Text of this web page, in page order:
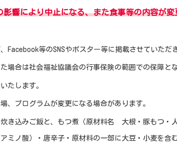
影響により中止になる、また食事等の内容が
Facebook等のSNSやポスター等に掲載させていただ
場合は社会福祉協議会の行事保険の範囲での保障とな
たします。
、プログラムが変更になる場合があります。
き込みご飯と、もつ煮（原材料名 大根・豚もつ・
ミノ酸）・唐辛子・原材料の一部に大豆・小麦を含